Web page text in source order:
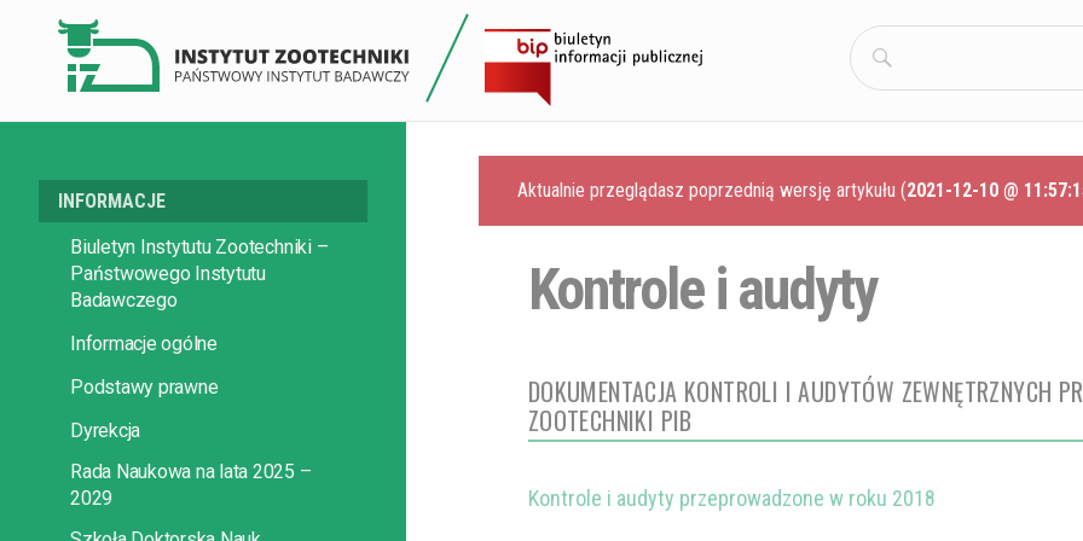
Szukaj:
INFORMACJE
Biuletyn Instytutu Zootechniki –
Państwowego Instytutu
Badawczego
Informacje ogólne
Podstawy prawne
Dyrekcja
Rada Naukowa na lata 2025 –
2029
Aktualnie przeglądasz poprzednią wersję artykułu (2021-12-10 @
Kontrole i audyty
DOKUMENTACJA KONTROLI I AUDYTÓW ZEWNĘTRZNYCH
ZOOTECHNIKI PIB
Kontrole i audyty przeprowadzone w roku 2018